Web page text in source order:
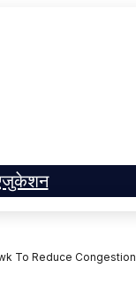
To Reduce Congestion